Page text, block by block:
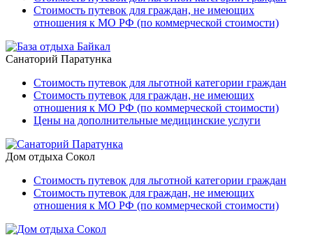
Стоимость путевок для граждан, не имеющих
отношения к МО РФ (по коммерческой стоимости)
Санаторий Паратунка
Стоимость путевок для льготной категории граждан
Стоимость путевок для граждан, не имеющих
отношения к МО РФ (по коммерческой стоимости)
Цены на дополнительные медицинские услуги
Дом отдыха Сокол
Стоимость путевок для льготной категории граждан
Стоимость путевок для граждан, не имеющих
отношения к МО РФ (по коммерческой стоимости)